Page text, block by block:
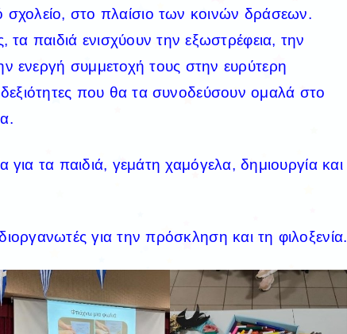
σχολείο, στο πλαίσιο των κοινών δράσεων.
τα παιδιά ενισχύουν την εξωστρέφεια, την
ενεργή συμμετοχή τους στην ευρύτερη
που θα τα συνοδεύσουν ομαλά στο
για τα παιδιά, γεμάτη χαμόγελα, δημιουργία και
για την πρόσκληση και τη φιλοξενία.